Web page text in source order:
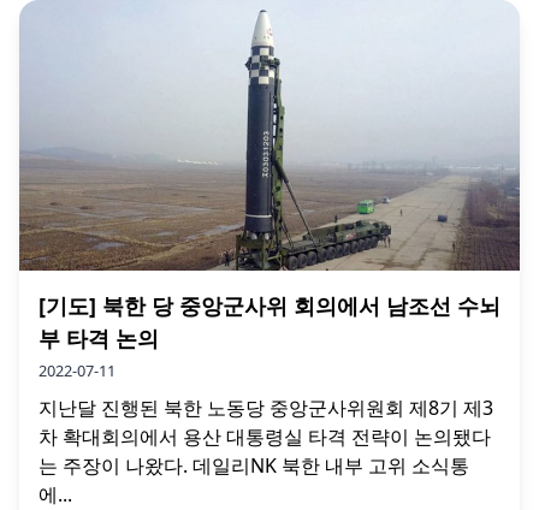
[기도] 북한 당 중앙군사위 회의에서 남조선 수뇌
부 타격 논의
2022-07-11
지난달 진행된 북한 노동당 중앙군사위원회 제8기 제3
차 확대회의에서 용산 대통령실 타격 전략이 논의됐다
는 주장이 나왔다. 데일리NK 북한 내부 고위 소식통
에...